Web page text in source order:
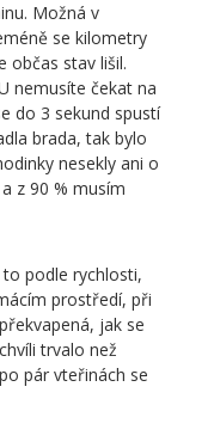
Možná v
se kilometry
občas stav lišil.
nemusíte čekat na
do 3 sekund spustí
brada, tak bylo
nesekly ani o
z 90 % musím
podle rychlosti,
prostředí, při
jak se
trvalo než
pár vteřinách se